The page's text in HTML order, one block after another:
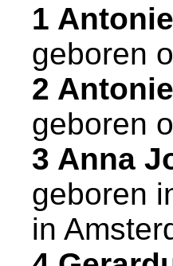
1
geboren
2
geboren
3 Anna
geboren
in